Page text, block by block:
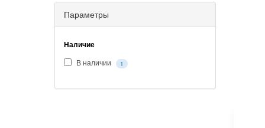
Параметры
Наличие
В наличии 1